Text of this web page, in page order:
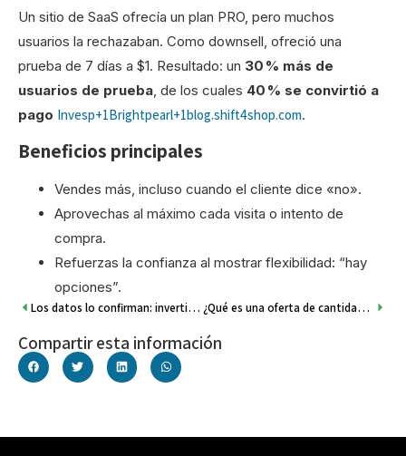
Un sitio de SaaS ofrecía un plan PRO, pero muchos
usuarios la rechazaban. Como downsell, ofreció una
prueba de 7 días a $1. Resultado: un 30 % más de
usuarios de prueba , de los cuales 40 % se convirtió a
pago Invesp+1Brightpearl+1blog.shift4shop.com.
Beneficios principales
Vendes más, incluso cuando el cliente dice «no».
Aprovechas al máximo cada visita o intento de
compra.
Refuerzas la confianza al mostrar flexibilidad: “hay
opciones”.
Los datos lo confirman: invertir en tu tienda con versión PRO mejora ventas, eficiencia y confianza ¿Qué es una oferta de cantidad? La estrategia que aumenta tu ticket promedio sin bajar precios
Compartir esta información